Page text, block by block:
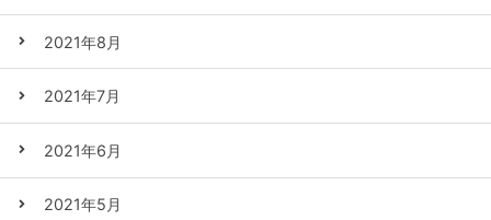
2021年8月
2021年7月
2021年6月
2021年5月